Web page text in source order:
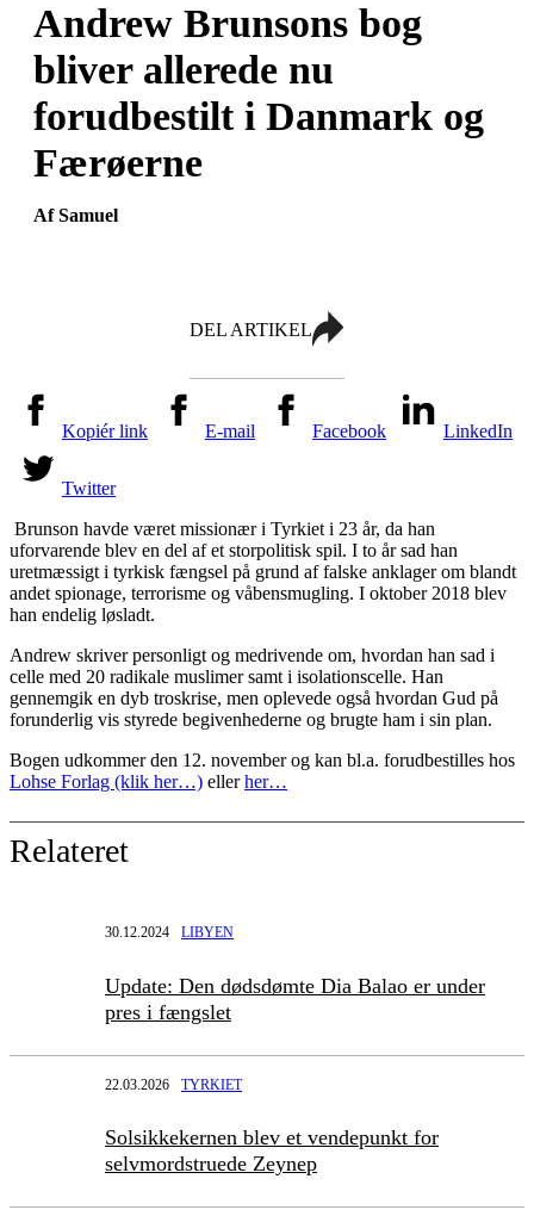
Andrew Brunsons bog
bliver allerede nu
forudbestilt i Danmark og
Færøerne
Af Samuel
DEL ARTIKEL
Kopiér link E-mail Facebook LinkedIn
Twitter
Brunson havde været missionær i Tyrkiet i 23 år, da han
uforvarende blev en del af et storpolitisk spil. I to år sad han
uretmæssigt i tyrkisk fængsel på grund af falske anklager om blandt
andet spionage, terrorisme og våbensmugling. I oktober 2018 blev
han endelig løsladt.
Andrew skriver personligt og medrivende om, hvordan han sad i
celle med 20 radikale muslimer samt i isolationscelle. Han
gennemgik en dyb troskrise, men oplevede også hvordan Gud på
forunderlig vis styrede begivenhederne og brugte ham i sin plan.
Bogen udkommer den 12. november og kan bl.a. forudbestilles hos
Lohse Forlag (klik her…) ellerher…
Relateret
30.12.2024 LIBYEN
Update: Den dødsdømte Dia Balao er under
pres i fængslet
22.03.2026 TYRKIET
Solsikkekernen blev et vendepunkt for
selvmordstruede Zeynep